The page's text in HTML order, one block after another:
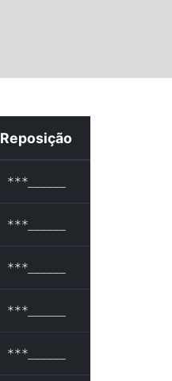
Reposição
***______
***______
***______
***______
***______